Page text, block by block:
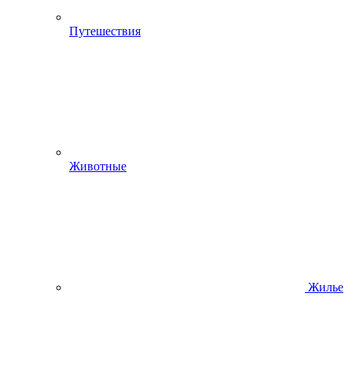
Путешествия
Животные
Жилье